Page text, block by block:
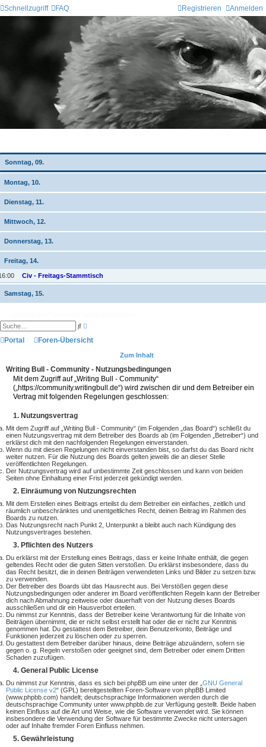
Schnellzugriff FAQ Anmelden
Registrieren
Sonntag, 09.
Montag, 10.
Dienstag, 11.
Mittwoch, 12.
Donnerstag, 13.
Freitag, 14.
Civ - Freitags-Stammtisch
Samstag, 15.
S
c w
e
e
r
t
e
S
Portal Foren-Übersicht
Zum Inhalt
Writing Bull - Community - Nutzungsbedingungen
Mit dem Zugriff auf „Writing Bull - Community“
(„https://community.writingbull.de“) wird zwischen dir und dem Betreiber ein
Vertrag mit folgenden Regelungen geschlossen:
1. Nutzungsvertrag
Mit dem Zugriff auf „Writing Bull - Community“ (im Folgenden „das Board“) schließt du
einen Nutzungsvertrag mit dem Betreiber des Boards ab (im Folgenden „Betreiber“) und
erklärst dich mit den nachfolgenden Regelungen einverstanden.
Wenn du mit diesen Regelungen nicht einverstanden bist, so darfst du das Board nicht
weiter nutzen. Für die Nutzung des Boards gelten jeweils die an dieser Stelle
veröffentlichten Regelungen.
Der Nutzungsvertrag wird auf unbestimmte Zeit geschlossen und kann von beiden
Seiten ohne Einhaltung einer Frist jederzeit gekündigt werden.
2. Einräumung von Nutzungsrechten
Mit dem Erstellen eines Beitrags erteilst du dem Betreiber ein einfaches, zeitlich und
räumlich unbeschränktes und unentgeltliches Recht, deinen Beitrag im Rahmen des
Boards zu nutzen.
Das Nutzungsrecht nach Punkt 2, Unterpunkt a bleibt auch nach Kündigung des
Nutzungsvertrages bestehen.
3. Pflichten des Nutzers
Du erklärst mit der Erstellung eines Beitrags, dass er keine Inhalte enthält, die gegen
geltendes Recht oder die guten Sitten verstoßen. Du erklärst insbesondere, dass du
das Recht besitzt, die in deinen Beiträgen verwendeten Links und Bilder zu setzen bzw.
zu verwenden.
Der Betreiber des Boards übt das Hausrecht aus. Bei Verstößen gegen diese
Nutzungsbedingungen oder anderer im Board veröffentlichten Regeln kann der Betreiber
dich nach Abmahnung zeitweise oder dauerhaft von der Nutzung dieses Boards
ausschließen und dir ein Hausverbot erteilen.
Du nimmst zur Kenntnis, dass der Betreiber keine Verantwortung für die Inhalte von
Beiträgen übernimmt, die er nicht selbst erstellt hat oder die er nicht zur Kenntnis
genommen hat. Du gestattest dem Betreiber, dein Benutzerkonto, Beiträge und
Funktionen jederzeit zu löschen oder zu sperren.
Du gestattest dem Betreiber darüber hinaus, deine Beiträge abzuändern, sofern sie
gegen o. g. Regeln verstoßen oder geeignet sind, dem Betreiber oder einem Dritten
Schaden zuzufügen.
4. General Public License
Du nimmst zur Kenntnis, dass es sich bei phpBB um eine unter der „ GNU General
Public License v2“ (GPL) bereitgestellten Foren-Software von phpBB Limited
(www.phpbb.com) handelt; deutschsprachige Informationen werden durch die
deutschsprachige Community unter www.phpbb.de zur Verfügung gestellt. Beide haben
keinen Einfluss auf die Art und Weise, wie die Software verwendet wird. Sie können
insbesondere die Verwendung der Software für bestimmte Zwecke nicht untersagen
oder auf Inhalte fremder Foren Einfluss nehmen.
5. Gewährleistung